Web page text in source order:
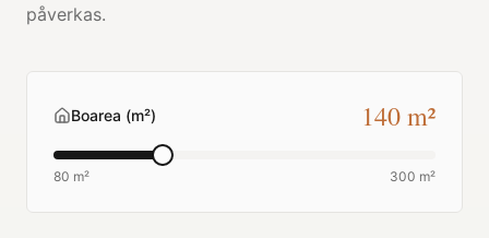
påverkas.
Boarea (m²) 140m²
80 m² 300 m²